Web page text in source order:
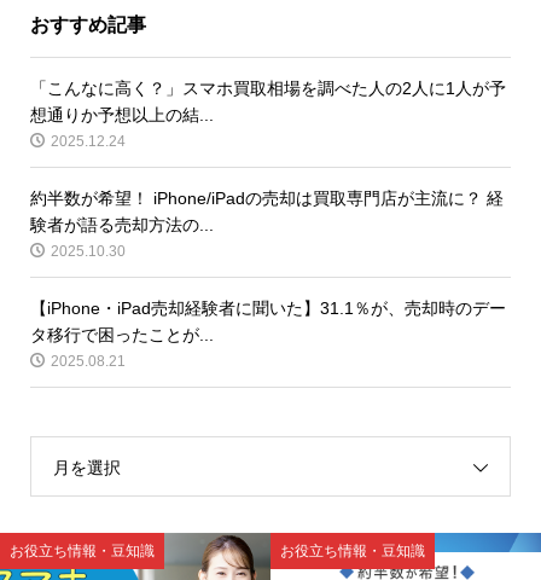
おすすめ記事
「こんなに高く？」スマホ買取相場を調べた人の2人に1人が予
想通りか予想以上の結...
2025.12.24
約半数が希望！ iPhone/iPadの売却は買取専門店が主流に？ 経
験者が語る売却方法の...
2025.10.30
【iPhone・iPad売却経験者に聞いた】31.1％が、売却時のデー
タ移行で困ったことが...
2025.08.21
月を選択
お役立ち情報・豆知識 お役立ち情報・豆知識